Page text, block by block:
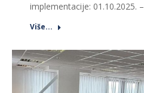
implementacije: 01.10.2025.
Više...